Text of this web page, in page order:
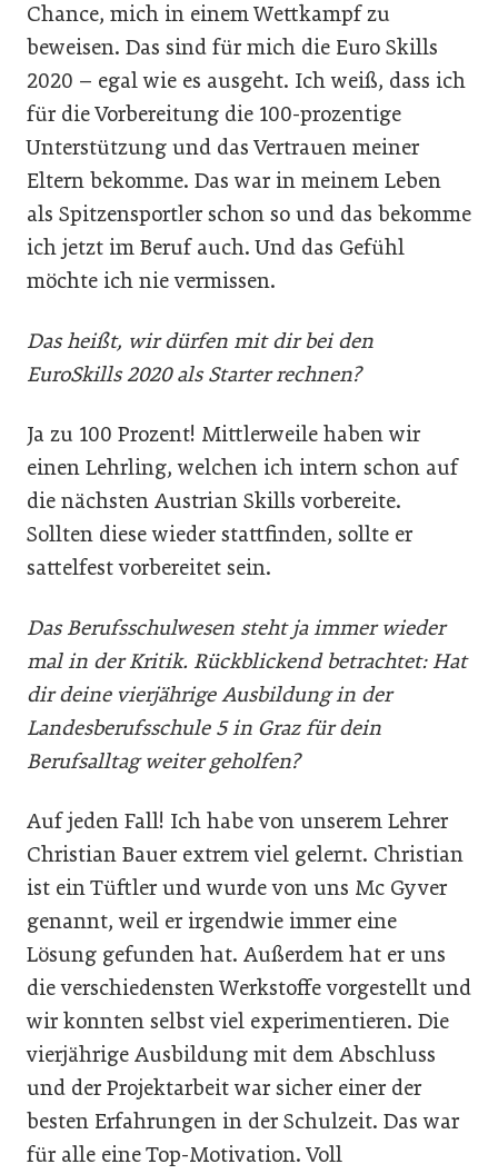
Chance, mich in einem Wettkampf zu
beweisen. Das sind für mich die Euro Skills
2020 – egal wie es ausgeht. Ich weiß, dass ich
für die Vorbereitung die 100-prozentige
Unterstützung und das Vertrauen meiner
Eltern bekomme. Das war in meinem Leben
als Spitzensportler schon so und das bekomme
ich jetzt im Beruf auch. Und das Gefühl
möchte ich nie vermissen.
Das heißt, wir dürfen mit dir bei den
EuroSkills 2020 als Starter rechnen?
Ja zu 100 Prozent! Mittlerweile haben wir
einen Lehrling, welchen ich intern schon auf
die nächsten Austrian Skills vorbereite.
Sollten diese wieder stattfinden, sollte er
sattelfest vorbereitet sein.
Das Berufsschulwesen steht ja immer wieder
mal in der Kritik. Rückblickend betrachtet: Hat
dir deine vierjährige Ausbildung in der
Landesberufsschule 5 in Graz für dein
Berufsalltag weiter geholfen?
Auf jeden Fall! Ich habe von unserem Lehrer
Christian Bauer extrem viel gelernt. Christian
ist ein Tüftler und wurde von uns Mc Gyver
genannt, weil er irgendwie immer eine
Lösung gefunden hat. Außerdem hat er uns
die verschiedensten Werkstoffe vorgestellt und
wir konnten selbst viel experimentieren. Die
vierjährige Ausbildung mit dem Abschluss
und der Projektarbeit war sicher einer der
besten Erfahrungen in der Schulzeit. Das war
für alle eine Top-Motivation. Voll